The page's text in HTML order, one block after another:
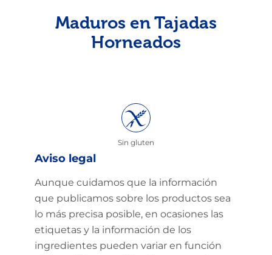
Maduros en Tajadas
Horneados
Sin gluten
Aviso legal
Aunque cuidamos que la información
que publicamos sobre los productos sea
lo más precisa posible, en ocasiones las
etiquetas y la información de los
ingredientes pueden variar en función